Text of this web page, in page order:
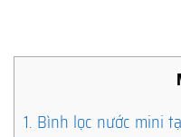
1. Bình lọc nước mini